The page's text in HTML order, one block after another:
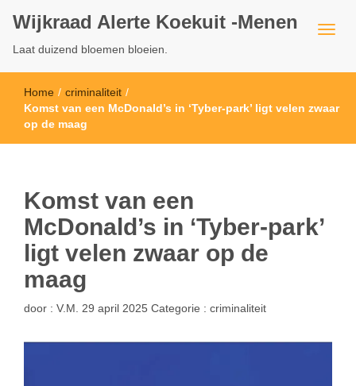
Wijkraad Alerte Koekuit -Menen
Laat duizend bloemen bloeien.
Home / criminaliteit /
Komst van een McDonald’s in ‘Tyber-park’ ligt velen zwaar
op de maag
Komst van een
McDonald’s in ‘Tyber-park’
ligt velen zwaar op de
maag
door : V.M. 29 april 2025 Categorie : criminaliteit